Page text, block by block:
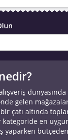
gelen
bir çatı altında
en
yaparken